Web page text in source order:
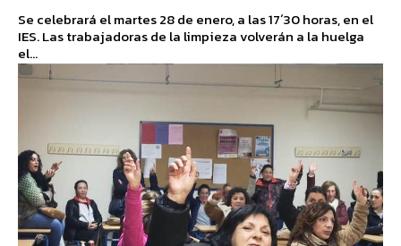
Se celebrará el martes 28 de enero, a las 17´30 horas, en el
IES. Las trabajadoras de la limpieza volverán a la huelga
el...